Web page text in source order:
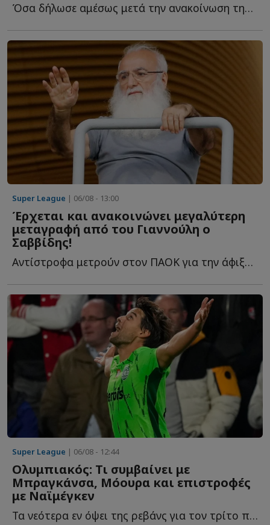
Όσα δήλωσε αμέσως μετά την ανακοίνωση της μεταγραφής τ...
Super League | 06/08 - 13:00
Έρχεται και ανακοινώνει μεγαλύτερη
μεταγραφή από του Γιαννούλη ο
Σαββίδης!
Αντίστροφα μετρούν στον ΠΑΟΚ για την άφιξη του Ιβάν Σ...
Super League | 06/08 - 12:44
Ολυμπιακός: Τι συμβαίνει με
Μπραγκάνσα, Μόουρα και επιστροφές
με Ναϊμέγκεν
Τα νεότερα εν όψει της ρεβάνς για τον τρίτο προκριματικό τ...